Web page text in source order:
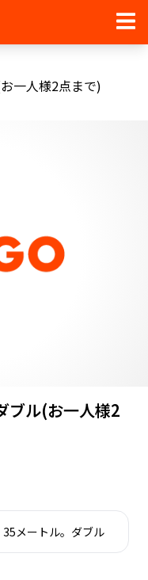
一人様2点まで)
ブル(お一人様2
メートル。ダブル